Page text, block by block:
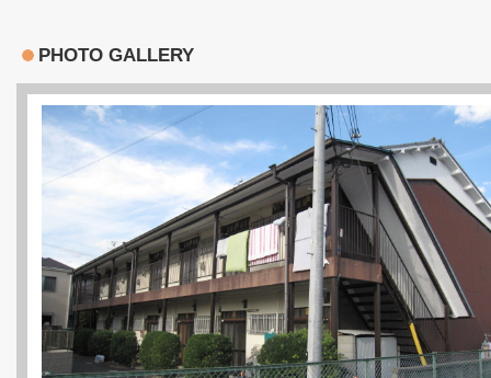
PHOTO GALLERY